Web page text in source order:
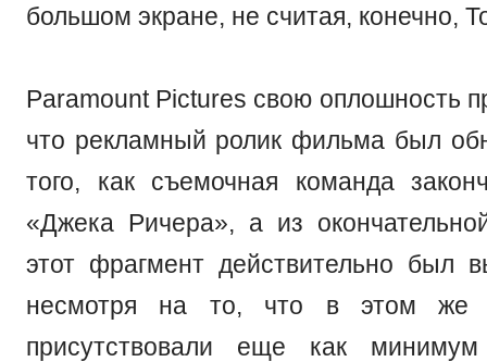
большом экране, не считая, конечно,
Paramount Pictures свою оплошность
что рекламный ролик фильма был
того, как съемочная команда
«Джека Ричера», а из
этот фрагмент действительно был
несмотря на то, что в этом же
присутствовали еще как